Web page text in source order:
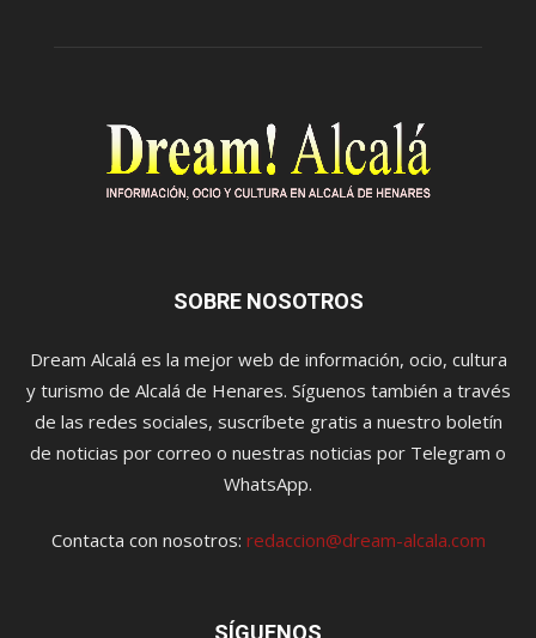
SOBRE NOSOTROS
Dream Alcalá es la mejor web de información, ocio, cultura
y turismo de Alcalá de Henares. Síguenos también a través
de las redes sociales, suscríbete gratis a nuestro boletín
de noticias por correo o nuestras noticias por Telegram o
WhatsApp.
Contacta con nosotros: redaccion@dream-alcala.com
SÍGUENOS